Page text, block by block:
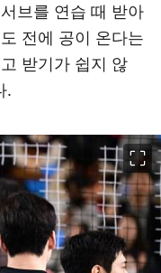
브를 연습 때 받아
전에 공이 온다는
받기가 쉽지 않
.